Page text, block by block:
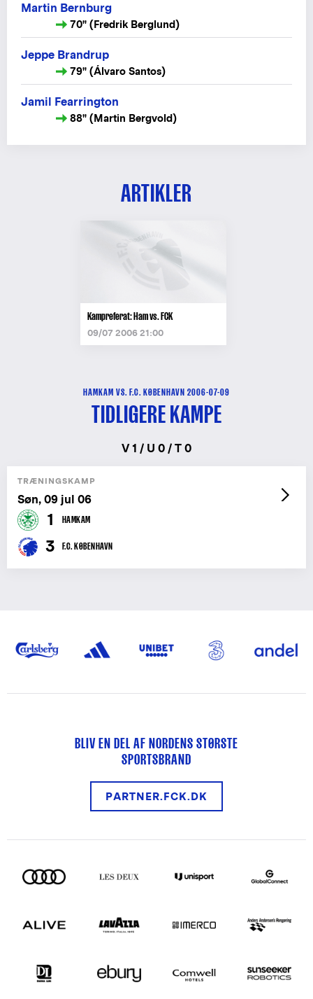
Martin Bernburg
70" (Fredrik Berglund)
Jeppe Brandrup
79" (Álvaro Santos)
Jamil Fearrington
88" (Martin Bergvold)
ARTIKLER
Kampreferat: Ham vs. FCK
09/07 2006 21:00
HAMKAM VS. F.C. KØBENHAVN 2006-07-09
TIDLIGERE KAMPE
V 1 / U 0 / T 0
TRÆNINGSKAMP
Søn, 09 jul 06
1 HAMKAM
3 F.C. KØBENHAVN
BLIV EN DEL AF NORDENS STØRSTE
SPORTSBRAND
PARTNER.FCK.DK